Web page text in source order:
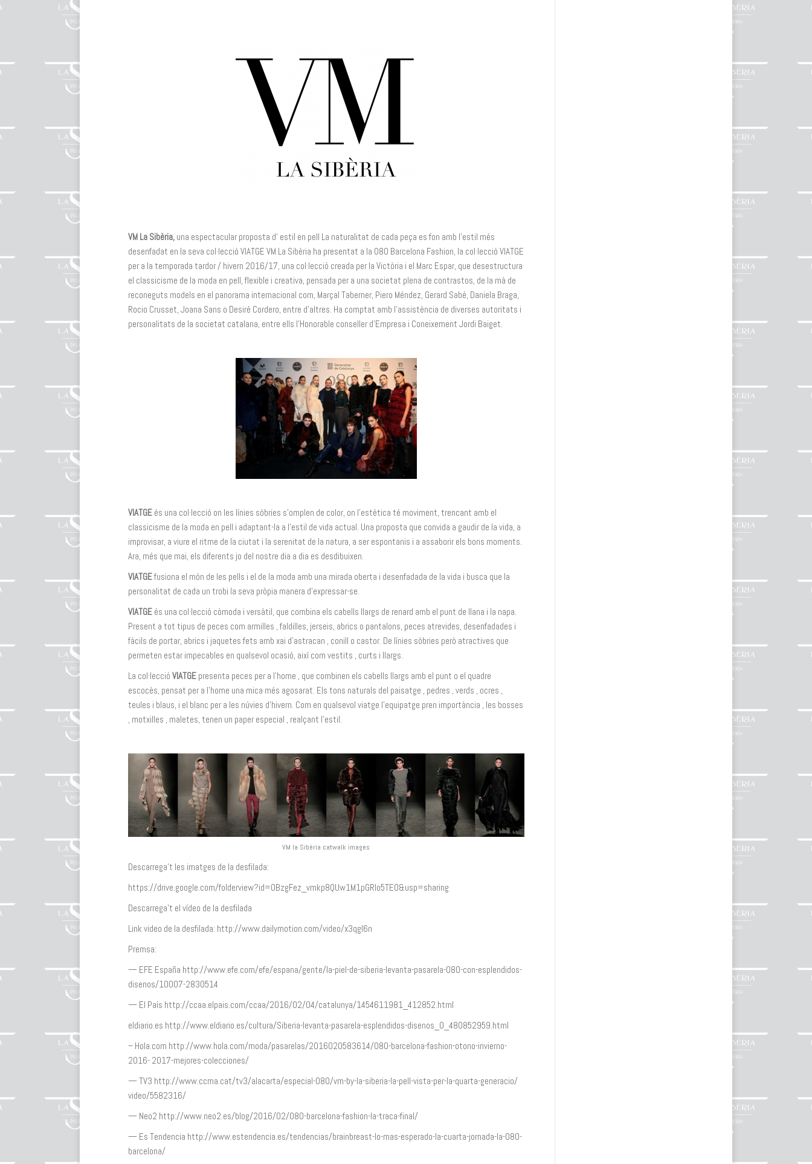
VM La Sibèria, una espectacular proposta d’ estil en pell La naturalitat de cada peça es fon amb l’estil més
desenfadat en la seva col·lecció VIATGE VM La Sibèria ha presentat a la 080 Barcelona Fashion, la col·lecció VIATGE
per a la temporada tardor / hivern 2016/17, una col·lecció creada per la Victòria i el Marc Espar, que desestructura
el classicisme de la moda en pell, flexible i creativa, pensada per a una societat plena de contrastos, de la mà de
reconeguts models en el panorama internacional com, Marçal Taberner, Piero Méndez, Gerard Sabé, Daniela Braga,
Rocio Crusset, Joana Sans o Desiré Cordero, entre d’altres. Ha comptat amb l’assistència de diverses autoritats i
personalitats de la societat catalana, entre ells l’Honorable conseller d’Empresa i Coneixement Jordi Baiget.
VIATGE és una col·lecció on les línies sòbries s’omplen de color, on l’estètica té moviment, trencant amb el
classicisme de la moda en pell i adaptant-la a l’estil de vida actual. Una proposta que convida a gaudir de la vida, a
improvisar, a viure el ritme de la ciutat i la serenitat de la natura, a ser espontanis i a assaborir els bons moments.
Ara, més que mai, els diferents jo del nostre dia a dia es desdibuixen.
VIATGEfusiona el món de les pells i el de la moda amb una mirada oberta i desenfadada de la vida i busca que la
personalitat de cada un trobi la seva pròpia manera d’expressar-se.
VIATGE és una col·lecció còmoda i versàtil, que combina els cabells llargs de renard amb el punt de llana i la napa.
Present a tot tipus de peces com armilles , faldilles, jerseis, abrics o pantalons, peces atrevides, desenfadades i
fàcils de portar, abrics i jaquetes fets amb xai d’astracan , conill o castor. De línies sòbries però atractives que
permeten estar impecables en qualsevol ocasió, així com vestits , curts i llargs.
La col·lecció VIATGE presenta peces per a l’home , que combinen els cabells llargs amb el punt o el quadre
escocès, pensat per a l’home una mica més agosarat. Els tons naturals del paisatge , pedres , verds , ocres ,
teules i blaus, i el blanc per a les núvies d’hivern. Com en qualsevol viatge l’equipatge pren importància , les bosses
, motxilles , maletes, tenen un paper especial , realçant l’estil.
VM la Sibèria catwalk images
Descarrega’t les imatges de la desfilada:
https://drive.google.com/folderview?id=0BzgFez_vmkp8QUw1M1pGRlo5TE0&usp=sharing
Descarrega’t el vídeo de la desfilada
Link video de la desfilada: http://www.dailymotion.com/video/x3qgl6n
Premsa:
— EFE España http://www.efe.com/efe/espana/gente/la-piel-de-siberia-levanta-pasarela-080-con-esplendidos-
disenos/10007-2830514
— El País http://ccaa.elpais.com/ccaa/2016/02/04/catalunya/1454611981_412852.html
eldiario.es http://www.eldiario.es/cultura/Siberia-levanta-pasarela-esplendidos-disenos_0_480852959.html
– Hola.com http://www.hola.com/moda/pasarelas/2016020583614/080-barcelona-fashion-otono-invierno-
2016- 2017-mejores-colecciones/
— TV3 http://www.ccma.cat/tv3/alacarta/especial-080/vm-by-la-siberia-la-pell-vista-per-la-quarta-generacio/
video/5582316/
— Neo2 http://www.neo2.es/blog/2016/02/080-barcelona-fashion-la-traca-final/
— Es Tendencia http://www.estendencia.es/tendencias/brainbreast-lo-mas-esperado-la-cuarta-jornada-la-080-
barcelona/